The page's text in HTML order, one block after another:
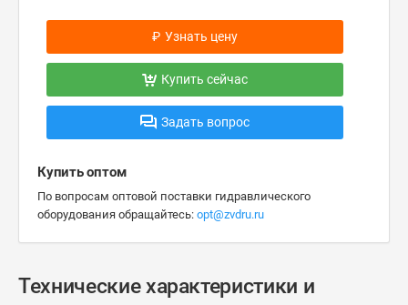
₽ Узнать цену
Купить сейчас
Задать вопрос
Купить оптом
По вопросам оптовой поставки гидравлического
оборудования обращайтесь: opt@zvdru.ru
Технические характеристики и